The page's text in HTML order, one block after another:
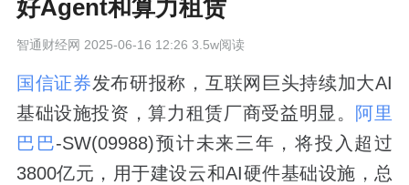
好Agent和算力租赁
智通财经网 2025-06-16 12:26 3.5w阅读
国信证券发布研报称，互联网巨头持续加大AI
基础设施投资，算力租赁厂商受益明显。 阿里
巴巴-SW(09988)预计未来三年，将投入超过
3800亿元，用于建设云和AI硬件基础设施，总